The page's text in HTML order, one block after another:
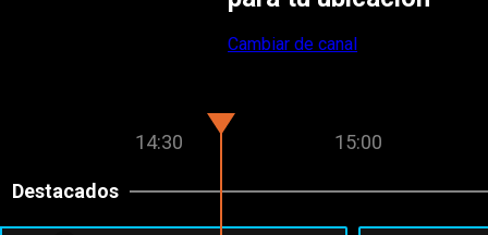
Cambiar de canal
Destacados
14:30 15:00